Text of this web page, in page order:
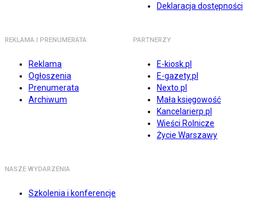
Deklaracja dostępności
REKLAMA I PRENUMERATA
Reklama
Ogłoszenia
Prenumerata
Archiwum
PARTNERZY
E-kiosk.pl
E-gazety.pl
Nexto.pl
Mała księgowość
Kancelarierp.pl
Wieści Rolnicze
Życie Warszawy
NASZE WYDARZENIA
Szkolenia i konferencje